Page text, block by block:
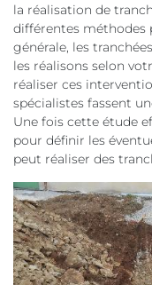
la réalisation de
différentes méthodes
générale, les
les réalisons selon
réaliser ces
spécialistes fassent
Une fois cette étude
pour définir les
peut réaliser des